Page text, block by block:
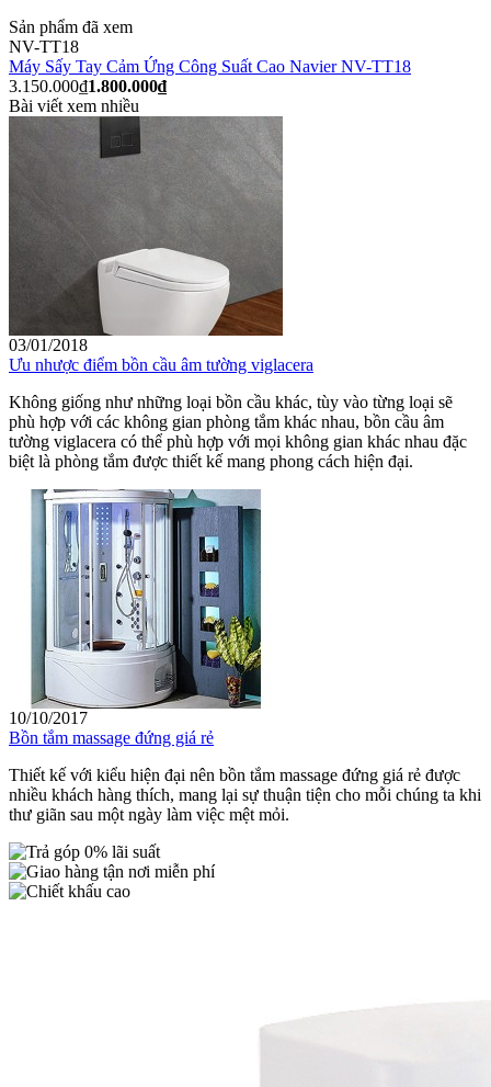
Sản phẩm đã xem
NV-TT18
Máy Sấy Tay Cảm Ứng Công Suất Cao Navier NV-TT18
3.150.000₫1.800.000₫
Bài viết xem nhiều
03/01/2018
Ưu nhược điểm bồn cầu âm tường viglacera
Không giống như những loại bồn cầu khác, tùy vào từng loại sẽ
phù hợp với các không gian phòng tắm khác nhau, bồn cầu âm
tường viglacera có thể phù hợp với mọi không gian khác nhau đặc
biệt là phòng tắm được thiết kế mang phong cách hiện đại.
10/10/2017
Bồn tắm massage đứng giá rẻ
Thiết kế với kiểu hiện đại nên bồn tắm massage đứng giá rẻ được
nhiều khách hàng thích, mang lại sự thuận tiện cho mỗi chúng ta khi
thư giãn sau một ngày làm việc mệt mỏi.